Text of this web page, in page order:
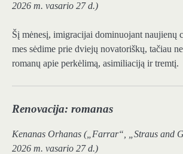
2026 m. vasario 27 d.)
Šį mėnesį, imigracijai dominuojant naujienų
mes sėdime prie dviejų novatoriškų, tačiau
romanų apie perkėlimą, asimiliaciją ir tremtį.
Renovacija: romanas
Kenanas Orhanas („Farrar“, „Straus and
2026 m. vasario 27 d.)